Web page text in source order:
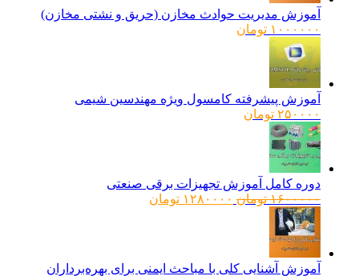
آموزش مدیریت حوادث مخازن (حریق و نشتی مخازن)
۱۰۰۰۰۰۰ تومان
آموزش پیشرفته کامسول ویژه مهندسین شیمی
۲۵۰۰۰۰ تومان
دوره کامل آموزش تجهیزات برقی صنعتی
۱۶۰۰۰۰۰ تومانقیمت
۱۲۸۰۰۰۰ تومانقیمت
آموزش آشنایی کلی با مباحث ایمنی برای بهره‌برداران